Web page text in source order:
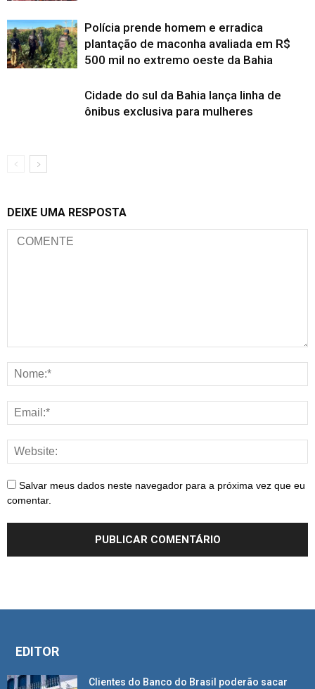
Polícia prende homem e erradica
plantação de maconha avaliada em R$
500 mil no extremo oeste da Bahia
Cidade do sul da Bahia lança linha de
ônibus exclusiva para mulheres
DEIXE UMA RESPOSTA
Salvar meus dados neste navegador para a próxima vez que eu
comentar.
EDITOR
Clientes do Banco do Brasil poderão sacar